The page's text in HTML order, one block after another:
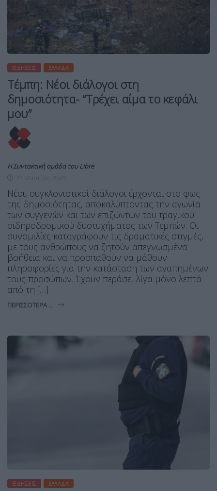
ΕΙΔΉΣΕΙΣ ΕΛΛΆΔΑ
Τέμπη: Νέοι διάλογοι στη
δημοσιότητα- “Τρέχει αίμα το κεφάλι
μου”
Η Συντακτική ομάδα του Libre
Νέοι, συγκλονιστικοί διάλογοι έρχονται στο φως
της δημοσιότητας, αποκαλύπτοντας την αγωνία
των συγγενών και των επιζώντων του τραγικού
σιδηροδρομικού δυστυχήματος των Τεμπών. Οι
συνομιλίες καταγράφουν τις δραματικές στιγμές,
με τους ανθρώπους να ζητούν απεγνωσμένα
βοήθεια και να προσπαθούν να μάθουν
πληροφορίες για την κατάσταση των αγαπημένων
τους προσώπων. Έχουν περάσει λίγα μόνο λεπτά
από τη […]
ΠΕΡΙΣΣΌΤΕΡΑ ...
ΕΙΔΉΣΕΙΣ ΕΛΛΆΔΑ